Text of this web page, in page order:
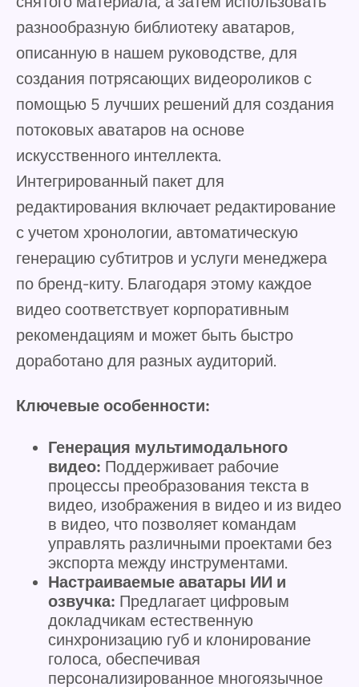
разнообразную библиотеку аватаров,
описанную в нашем руководстве, для
создания потрясающих видеороликов с
помощью 5 лучших решений для создания
потоковых аватаров на основе
искусственного интеллекта.
Интегрированный пакет для
редактирования включает редактирование
с учетом хронологии, автоматическую
генерацию субтитров и услуги менеджера
по бренд-киту. Благодаря этому каждое
видео соответствует корпоративным
рекомендациям и может быть быстро
доработано для разных аудиторий.
Ключевые особенности:
Генерация мультимодального
видео: Поддерживает рабочие
процессы преобразования текста в
видео, изображения в видео и из видео
в видео, что позволяет командам
управлять различными проектами без
экспорта между инструментами.
Настраиваемые аватары ИИ и
озвучка: Предлагает цифровым
докладчикам естественную
синхронизацию губ и клонирование
голоса, обеспечивая
персонализированное многоязычное